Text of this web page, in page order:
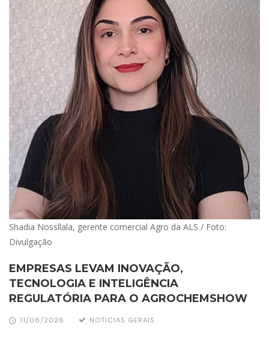
Shadia Nossllala, gerente comercial Agro da ALS / Foto:
Divulgação
EMPRESAS LEVAM INOVAÇÃO,
TECNOLOGIA E INTELIGÊNCIA
REGULATÓRIA PARA O AGROCHEMSHOW
11/06/2026 NOTICIAS GERAIS